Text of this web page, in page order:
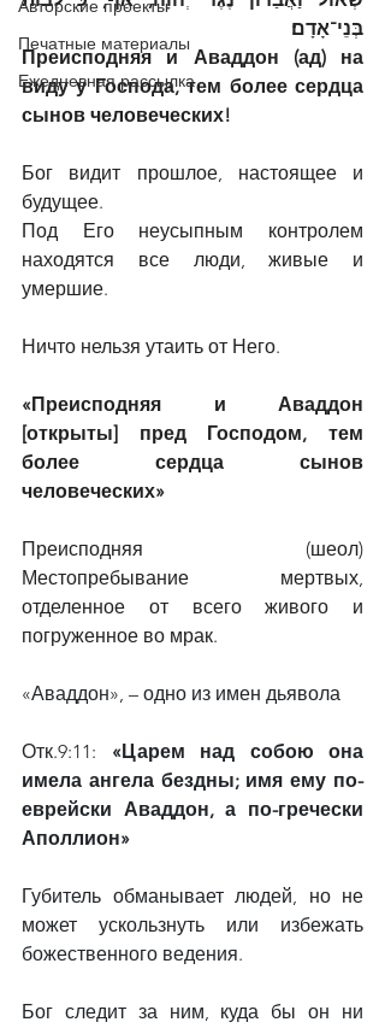
Авторские проекты
Печатные материалы
Ежедневная рассылка
בְּנֵי־אָדָם׃
Преисподняя и Аваддон (ад) на
виду у Господа, тем более сердца
сынов человеческих!
Бог видит прошлое, настоящее и
будущее.
Под Его неусыпным контролем
находятся все люди, живые и
умершие.
Ничто нельзя утаить от Него.
«Преисподняя и Аваддон
[открыты] пред Господом, тем
более сердца сынов
человеческих»
Преисподняя (шеол)
Местопребывание мертвых,
отделенное от всего живого и
погруженное во мрак.
«Аваддон», – одно из имен дьявола
Отк.9:11: «Царем над собою она
имела ангела бездны; имя ему по-
еврейски Аваддон, а по-гречески
Аполлион»
Губитель обманывает людей, но не
может ускользнуть или избежать
божественного ведения.
Бог следит за ним, куда бы он ни